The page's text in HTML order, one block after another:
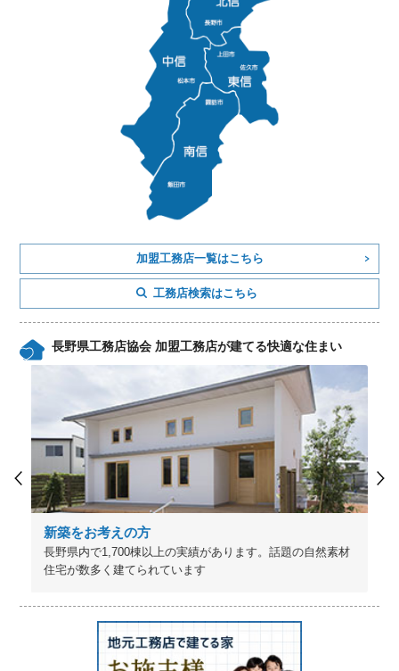
加盟工務店一覧はこちら
工務店検索はこちら
長野県工務店協会 加盟工務店が建てる快適な住まい
新築をお考えの方
長野県内で1,700棟以上の実績があります。話題の自然素材
住宅が数多く建てられています